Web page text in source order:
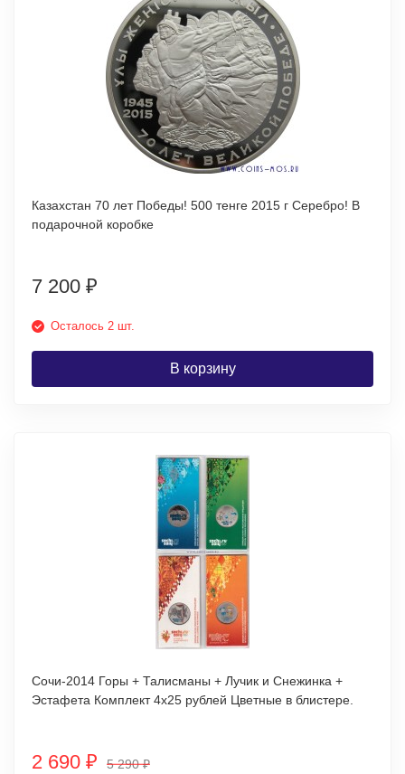
Казахстан 70 лет Победы! 500 тенге 2015 г Серебро! В
подарочной коробке
7 200 ₽
Осталось 2 шт.
В корзину
Сочи-2014 Горы + Талисманы + Лучик и Снежинка +
Эстафета Комплект 4х25 рублей Цветные в блистере.
2 690 ₽ 5 290₽